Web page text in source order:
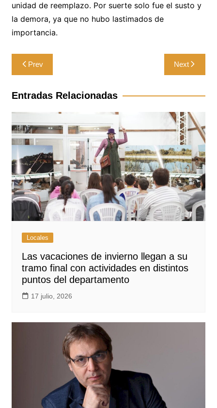
unidad de reemplazo. Por suerte solo fue el susto y
la demora, ya que no hubo lastimados de
importancia.
Navegación
de
entradas
Prev Next
Entradas Relacionadas
Locales
Las vacaciones de invierno llegan a su
tramo final con actividades en distintos
puntos del departamento
17 julio, 2026